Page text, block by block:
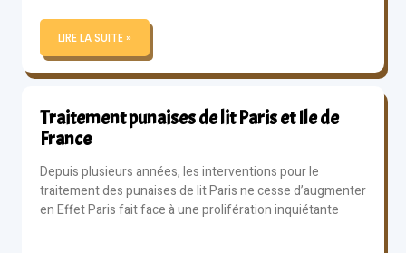
LIRE LA SUITE »
Traitement punaises de lit Paris et Ile de
France
Depuis plusieurs années, les interventions pour le
traitement des punaises de lit Paris ne cesse d’augmenter
en Effet Paris fait face à une prolifération inquiétante